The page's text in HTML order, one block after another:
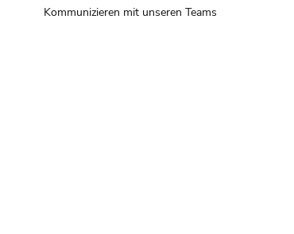
Kommunizieren mit unseren Teams